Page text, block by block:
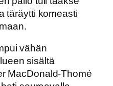
täräytti komeasti
vähän
sisältä
MacDonald-Thomé